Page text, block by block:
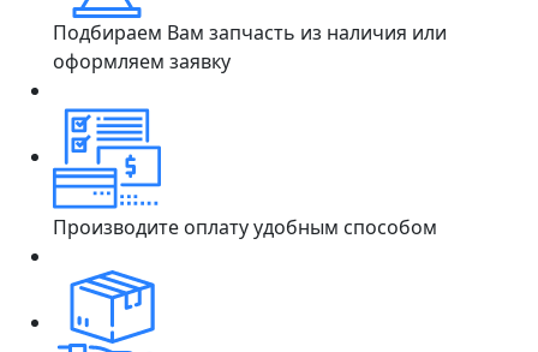
Подбираем Вам запчасть из наличия или
оформляем заявку
Производите оплату удобным способом